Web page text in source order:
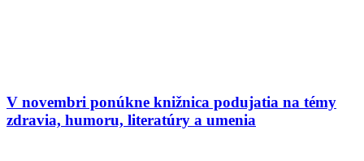
V novembri ponúkne knižnica podujatia na témy
zdravia, humoru, literatúry a umenia